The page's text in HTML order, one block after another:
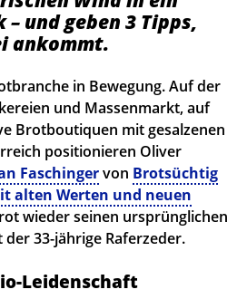
und geben 3 Tipps,
ankommt.
in Bewegung. Auf der
und Massenmarkt, auf
Brotboutiquen mit gesalzenen
positionieren Oliver
Faschingervon Brotsüchtig
alten Werten und neuen
wieder seinen ursprünglichen
33-jährige Raferzeder.
Leidenschaft